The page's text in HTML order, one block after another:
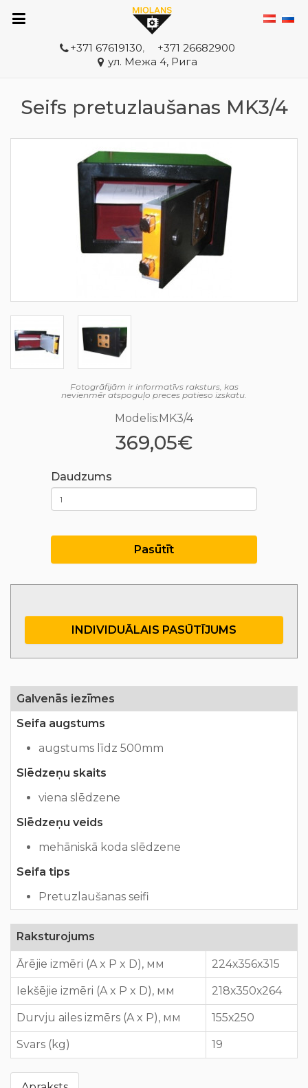
+371 67619130,
+371 26682900
ул. Межа 4, Рига
Seifs pretuzlaušanas MK3/4
Fotogrāfijām ir informatīvs raksturs, kas
nevienmēr atspoguļo preces patieso izskatu.
Modelis:MK3/4
369,05€
Daudzums
Pasūtīt
INDIVIDUĀLAIS PASŪTĪJUMS
Galvenās iezīmes
Seifa augstums
augstums līdz 500mm
Slēdzeņu skaits
viena slēdzene
Slēdzeņu veids
mehāniskā koda slēdzene
Seifa tips
Pretuzlaušanas seifi
Raksturojums
Ārējie izmēri (A x P x D), мм 224х356х315
Iekšējie izmēri (A x P x D), мм 218х350х264
Durvju ailes izmērs (A x P), мм 155х250
Svars (kg) 19